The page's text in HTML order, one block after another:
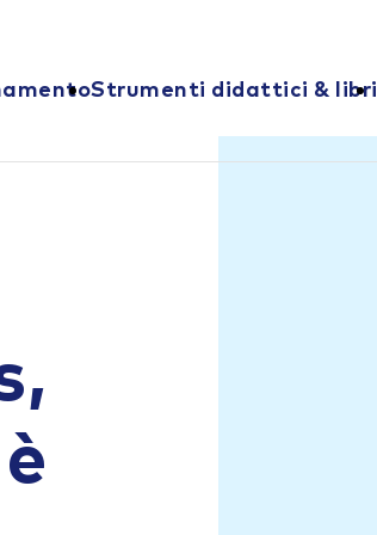
Strumenti didattici & libri